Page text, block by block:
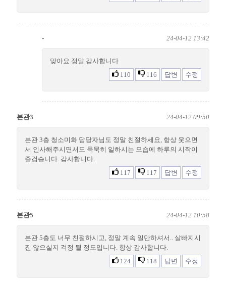
- 24-04-12 13:42
맞아요 정말 감사합니다
110
116 답변 수정
본관3 24-04-12 09:50
본관 3층 청소미화 담당자님도 정말 친절하세요, 항상 웃으면
서 인사해주시면서도 묵묵히 일하시는 모습에 하루의 시작이
즐겁습니다. 감사합니다.
117
117 답변 수정
본관5 24-04-12 10:58
본관 5층도 너무 친절하시고, 정말 계속 일만하셔서.. 살빠지시
진 않으실지 걱정 될 정도입니다. 항상 감사합니다.
124
118 답변 수정